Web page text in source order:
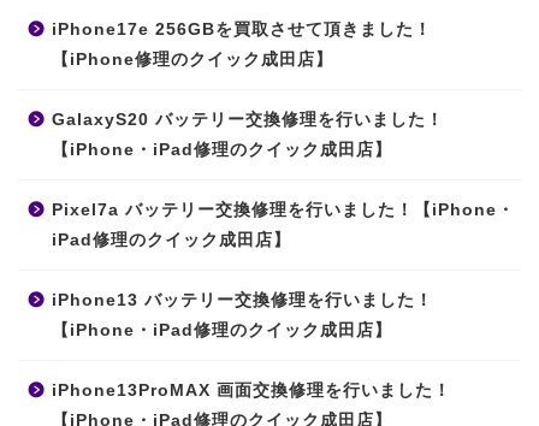
iPhone17e 256GBを買取させて頂きました！
【iPhone修理のクイック成田店】
GalaxyS20 バッテリー交換修理を行いました！
【iPhone・iPad修理のクイック成田店】
Pixel7a バッテリー交換修理を行いました！【iPhone・
iPad修理のクイック成田店】
iPhone13 バッテリー交換修理を行いました！
【iPhone・iPad修理のクイック成田店】
iPhone13ProMAX 画面交換修理を行いました！
【iPhone・iPad修理のクイック成田店】